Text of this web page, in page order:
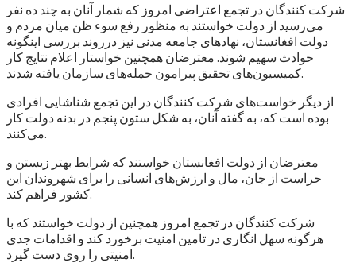
شرکت کنندگان در تجمع اعتراضی امروز که شمار آنان به چند ده نفر
می‌رسید از دولت خواستند به منظور رفع سوء ظن میان مردم و
دولت افغانستان، نهادهای جامعه مدنی نیز درروند بررسی اینگونه
حوادث سهیم شوند. معترضان همچنین خواستار اعلام نتایج کار
کمیسیون‌های تحقیق پیرامون حمله‌های سازمان یافته شدند.
از دیگر خواست‌های شرکت کنندگان در این تجمع شناشایی افرادی
بوده است که، به گفته آنان، به شکل ستون پنجم در بدنه دولت کار
می‌کنند.
معترضان از دولت افغانستان خواستند که شرایط بهتر زیستن و
حراست از جان، مال و ارزش‌های انسانی را برای شهروندان این
کشور فراهم کند.
شرکت کنندگان در تجمع امروز همچنین از دولت خواستند که با
هرگونه سهل انگاری در تامین امنیت برخورد کند و اقدامات جدی
امنیتی را روی دست گیرد.